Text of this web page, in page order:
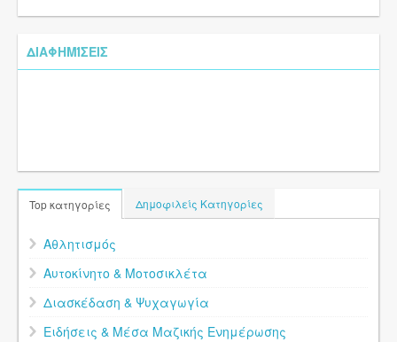
ΔΙΑΦΗΜΊΣΕΙΣ
Top κατηγορίες Δημοφιλείς Κατηγορίες
Αθλητισμός
Αυτοκίνητο & Μοτοσικλέτα
Διασκέδαση & Ψυχαγωγία
Ειδήσεις & Μέσα Μαζικής Ενημέρωσης